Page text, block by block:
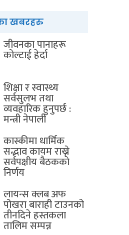
खबरहरु
जीवनका पानाहरू
कोल्टाई हेर्दा
शिक्षा र स्वास्थ्य
सर्वसुलभ तथा
व्यवहारिक हुनुपर्छ :
मन्त्री नेपाली
कास्कीमा धार्मिक
सद्भाव कायम राख्ने
सर्वपक्षीय बैठककाे
निर्णय
लायन्स क्लब अफ
पोखरा बाराही टाउनको
तीनदिने हस्तकला
तालिम सम्पन्न